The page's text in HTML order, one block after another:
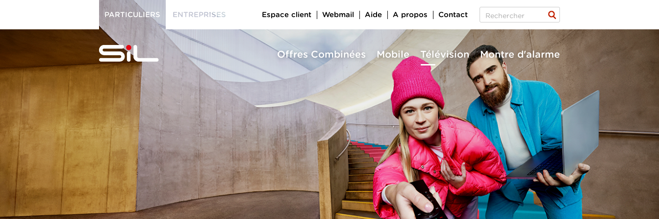
SiL
multimédia
PARTICULIERS
PARTICULIERS
Offres Combinées Mobile Télévision Montre d'alarme
ENTREPRISES
ENTREPRISES
Espace client Webmail Aide A propos Contact